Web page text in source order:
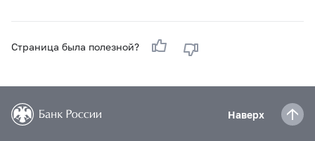
Страница была полезной?
Наверх